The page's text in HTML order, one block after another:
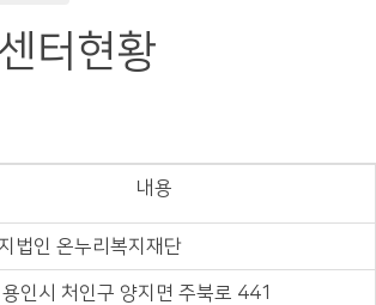
센터현황
내용
법인 온누리복지재단
인시 처인구 양지면 주북로 441